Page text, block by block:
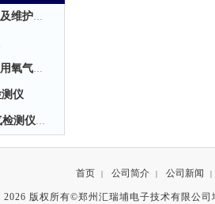
可燃气体检测仪安装以及维护保养方法
为什么密闭空间需要使用氧气检测仪？
仪
化工厂气体报警器|氯气检测仪报警器使用注意事项
首页 | 公司简介 | 公司新闻 |
2026 版权所有©郑州汇瑞埔电子技术有限公